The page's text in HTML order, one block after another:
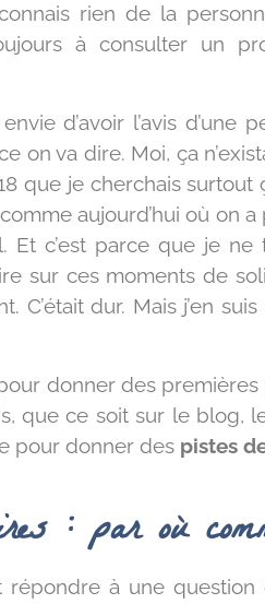
rien de la
à consulter un
d’avoir l’avis d’une
on va dire. Moi, ça
que je cherchais
aujourd’hui où
c’est parce que je
sur ces moments de
C’était dur. Mais j’en
donner des
que ce soit sur le blog,
pour donner des pistes
: par où
répondre à une question